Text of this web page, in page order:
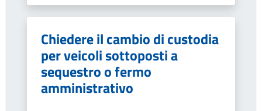
Chiedere il cambio di custodia
per veicoli sottoposti a
sequestro o fermo
amministrativo